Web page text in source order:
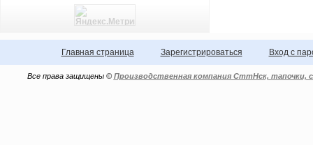
Главная страница Зарегистрироваться Вход с
Все права защищены © Производственная компания СттНск, тапочки,